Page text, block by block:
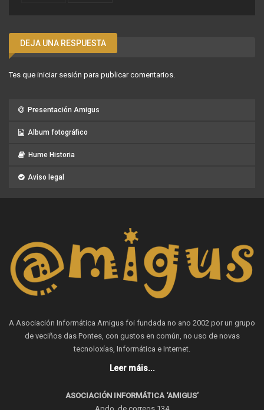
DEJA UNA RESPUESTA
Tes que iniciar sesión para publicar comentarios.
Presentación Amigus
Album fotográfico
Hume Historia
Aviso legal
A Asociación Informática Amigus foi fundada no ano 2002 por un grupo
de veciños das Pontes, con gustos en común, no uso de novas
tecnoloxías, Informática e Internet.
Leer máis...
ASOCIACIÓN INFORMÁTICA ‘AMIGUS’